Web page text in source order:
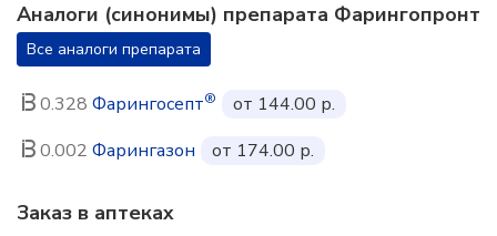
Аналоги (синонимы) препарата Фарингопронт
Все аналоги препарата
0.328 Фарингосепт®
от 144.00 р.
0.002 Фарингазон от 174.00 р.
Заказ в аптеках